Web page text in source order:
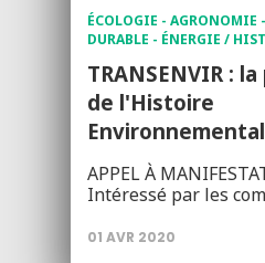
ÉCOLOGIE - AGRONOMIE
DURABLE - ÉNERGIE /
TRANSENVIR :
de l'Histoire
APPEL À
Intéressé par les
01 AVR 2020